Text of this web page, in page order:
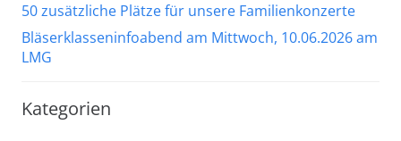
50 zusätzliche Plätze für unsere Familienkonzerte
Bläserklasseninfoabend am Mittwoch, 10.06.2026 am
LMG
Kategorien